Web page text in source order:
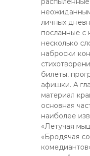
личных
посланные с
несколько
наброски
билеты,
афишки. А
материал
основная
наиболее
«Летучая
«Бродячая